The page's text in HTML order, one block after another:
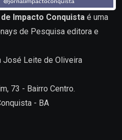
Impacto Conquista é uma
de Pesquisa editora e
José Leite de Oliveira
73 - Bairro Centro.
- BA